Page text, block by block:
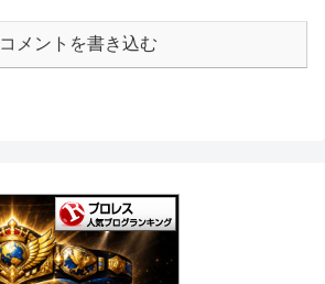
コメントを書き込む